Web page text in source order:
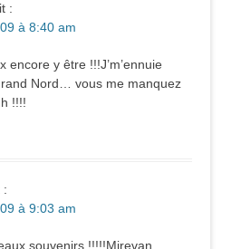
:
à 8:40 am
encore y être !!!J’m’ennuie
Nord… vous me manquez
!!!!
:
à 9:03 am
souvenirs !!!!!Mirevan